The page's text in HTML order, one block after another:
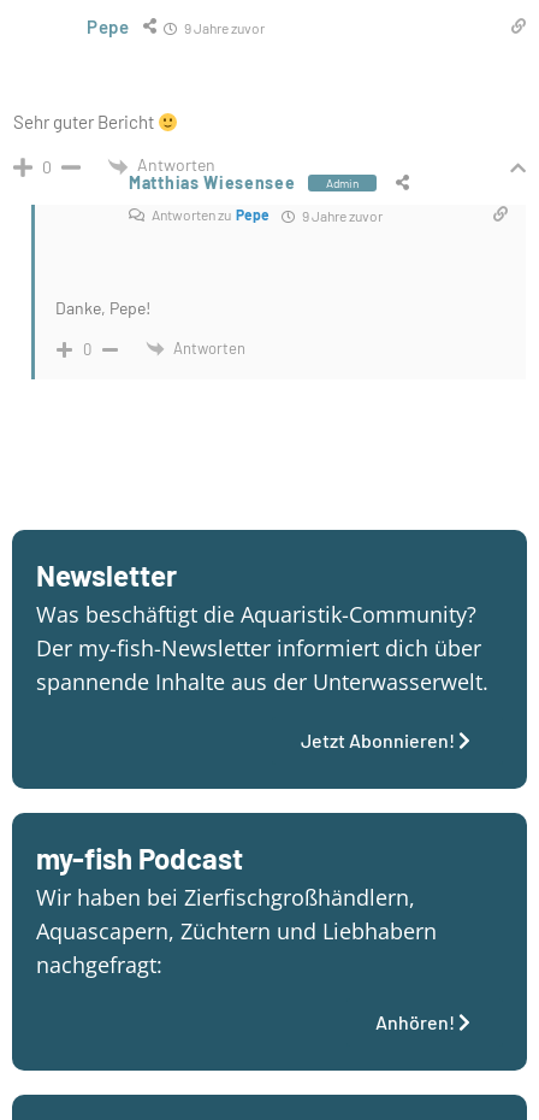
Pepe 9 Jahre zuvor
Sehr guter Bericht
0
Antworten
Matthias Wiesensee
Admin
Antworten zu Pepe 9 Jahre zuvor
Danke, Pepe!
0 Antworten
Newsletter
Was beschäftigt die Aquaristik-Community?
Der my-fish-Newsletter informiert dich über
spannende Inhalte aus der Unterwasserwelt.
Jetzt Abonnieren!
my-fish Podcast
Wir haben bei Zierfischgroßhändlern,
Aquascapern, Züchtern und Liebhabern
nachgefragt:
Anhören!